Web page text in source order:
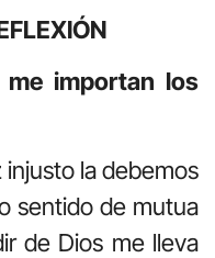
importan los
injusto la debemos
sentido de mutua
de Dios me lleva